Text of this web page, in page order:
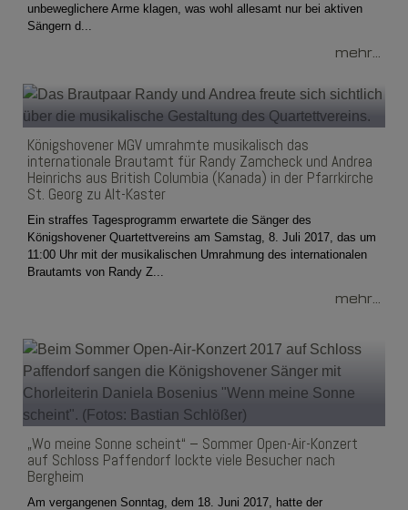
unbeweglichere Arme klagen, was wohl allesamt nur bei aktiven
Sängern d...
mehr...
Königshovener MGV umrahmte musikalisch das
internationale Brautamt für Randy Zamcheck und Andrea
Heinrichs aus British Columbia (Kanada) in der Pfarrkirche
St. Georg zu Alt-Kaster
Ein straffes Tagesprogramm erwartete die Sänger des
Königshovener Quartettvereins am Samstag, 8. Juli 2017, das um
11:00 Uhr mit der musikalischen Umrahmung des internationalen
Brautamts von Randy Z...
mehr...
„Wo meine Sonne scheint“ – Sommer Open-Air-Konzert
auf Schloss Paffendorf lockte viele Besucher nach
Bergheim
Am vergangenen Sonntag, dem 18. Juni 2017, hatte der